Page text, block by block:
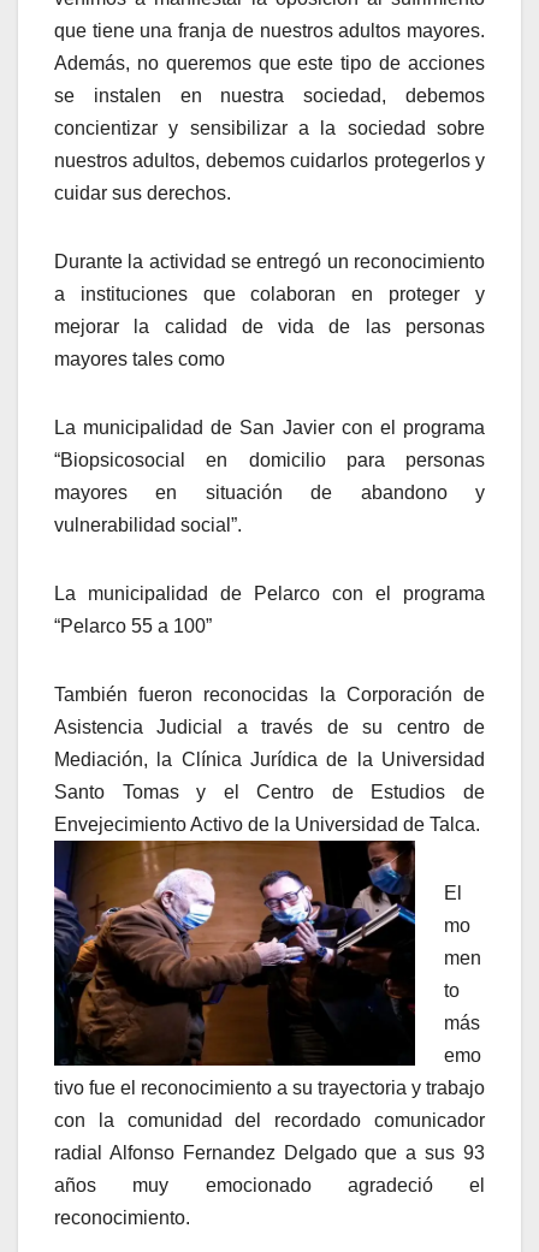
que tiene una franja de nuestros adultos mayores.
Además, no queremos que este tipo de acciones
se instalen en nuestra sociedad, debemos
concientizar y sensibilizar a la sociedad sobre
nuestros adultos, debemos cuidarlos protegerlos y
cuidar sus derechos.
Durante la actividad se entregó un reconocimiento
a instituciones que colaboran en proteger y
mejorar la calidad de vida de las personas
mayores tales como
La municipalidad de San Javier con el programa
“Biopsicosocial en domicilio para personas
mayores en situación de abandono y
vulnerabilidad social”.
La municipalidad de Pelarco con el programa
“Pelarco 55 a 100”
También fueron reconocidas la Corporación de
Asistencia Judicial a través de su centro de
Mediación, la Clínica Jurídica de la Universidad
Santo Tomas y el Centro de Estudios de
Envejecimiento Activo de la Universidad de Talca.
El
mo
men
to
más
emo
tivo fue el reconocimiento a su trayectoria y trabajo
con la comunidad del recordado comunicador
radial Alfonso Fernandez Delgado que a sus 93
años muy emocionado agradeció el
reconocimiento.